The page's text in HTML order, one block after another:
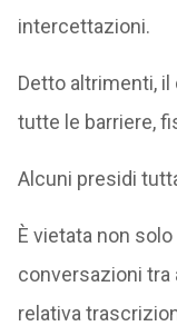
intercettazioni.
Detto altrimenti,
tutte le barriere,
Alcuni presidi
È vietata non
conversazioni tra
relativa